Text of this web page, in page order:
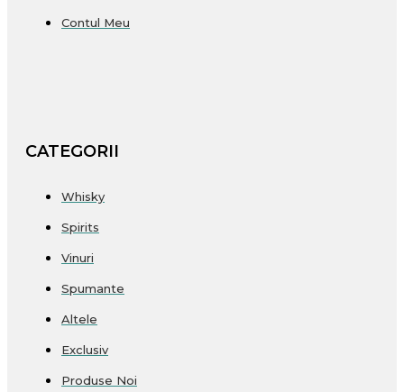
Contul Meu
CATEGORII
Whisky
Spirits
Vinuri
Spumante
Altele
Exclusiv
Produse Noi